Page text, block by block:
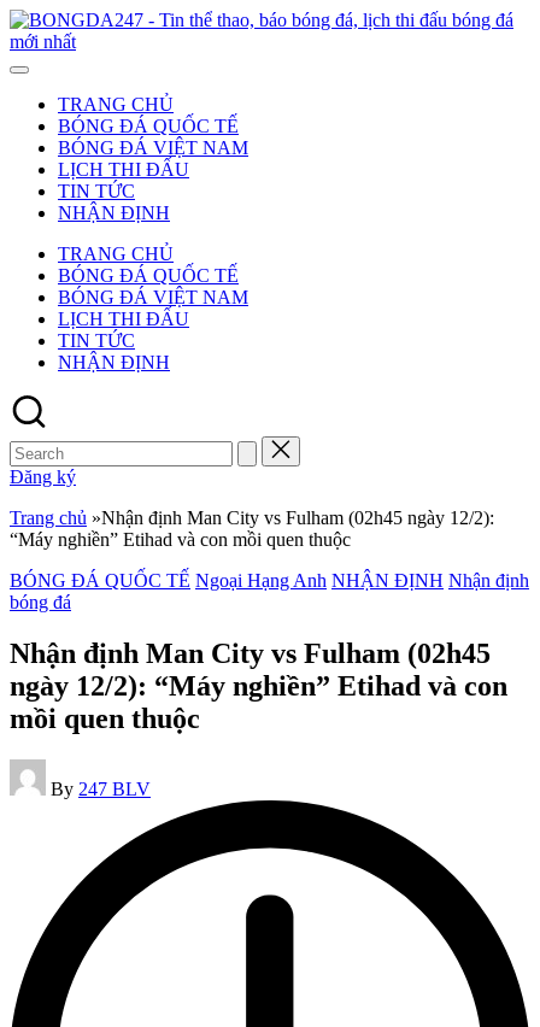
Skip
to
content
TRANG CHỦ
BÓNG ĐÁ QUỐC TẾ
BÓNG ĐÁ VIỆT NAM
LỊCH THI ĐẤU
TIN TỨC
NHẬN ĐỊNH
TRANG CHỦ
BÓNG ĐÁ QUỐC TẾ
BÓNG ĐÁ VIỆT NAM
LỊCH THI ĐẤU
TIN TỨC
NHẬN ĐỊNH
Search
for:
Đăng ký
Trang chủ »Nhận định Man City vs Fulham (02h45 ngày 12/2):
“Máy nghiền” Etihad và con mồi quen thuộc
Posted
in
BÓNG ĐÁ QUỐC TẾ Ngoại Hạng Anh NHẬN ĐỊNH Nhận định
bóng đá
Nhận định Man City vs Fulham (02h45
ngày 12/2): “Máy nghiền” Etihad và con
mồi quen thuộc
Posted
by
By 247 BLV